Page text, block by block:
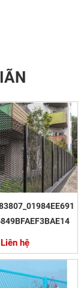
Liên hệ